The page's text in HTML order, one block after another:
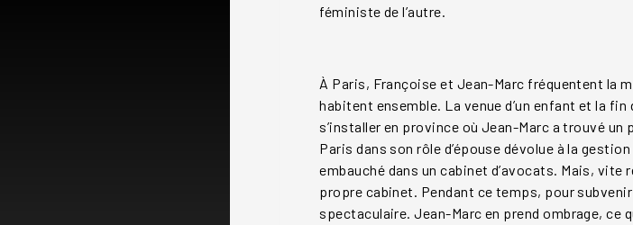
féministe de l’autre.
À Paris, Françoise et Jean-Marc fréquentent la
habitent ensemble. La venue d’un enfant et la
s’installer en province où Jean-Marc a trouvé un
Paris dans son rôle d’épouse dévolue à la
embauché dans un cabinet d’avocats. Mais,
propre cabinet. Pendant ce temps, pour
spectaculaire. Jean-Marc en prend ombrage, ce